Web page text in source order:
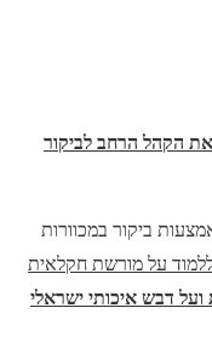
הקהל הרחב לביקור
ביקור במכוורות
על מורשת חקלאית
ועל דבש איכותי ישראלי